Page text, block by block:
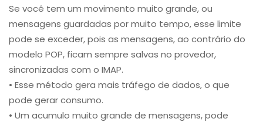
Se você tem um movimento muito grande, ou
mensagens guardadas por muito tempo, esse limite
pode se exceder, pois as mensagens, ao contrário do
modelo POP, ficam sempre salvas no provedor,
sincronizadas com o IMAP.
• Esse método gera mais tráfego de dados, o que
pode gerar consumo.
• Um acumulo muito grande de mensagens, pode